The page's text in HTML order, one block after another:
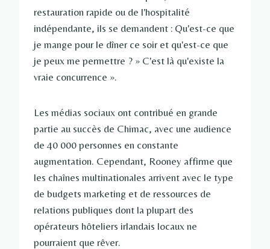
restauration rapide ou de l'hospitalité
indépendante, ils se demandent : Qu'est-ce que
je mange pour le dîner ce soir et qu'est-ce que
je peux me permettre ? » C'est là qu'existe la
vraie concurrence ».
Les médias sociaux ont contribué en grande
partie au succès de Chimac, avec une audience
de 40 000 personnes en constante
augmentation. Cependant, Rooney affirme que
les chaînes multinationales arrivent avec le type
de budgets marketing et de ressources de
relations publiques dont la plupart des
opérateurs hôteliers irlandais locaux ne
pourraient que rêver.